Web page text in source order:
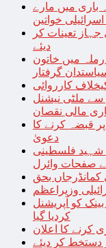
باری میں مارے
اسرائیلی خواتین
3 جنگی بحری جہاز تعینات کر
دیئے
مزید 250 شہید ، رملہ میں خاتون
گرفتار
سے ملٹی نیشنل
مالی نقصان
قبضہ کرنے کا
دعویٰ
شہید فلسطینی
صفحات وائرل
کمانڈرجاں بحق
وزیراعظم
کو آپریشنل
کردیا گیا
کرنے کا اعلان
دستخط کر دیئے